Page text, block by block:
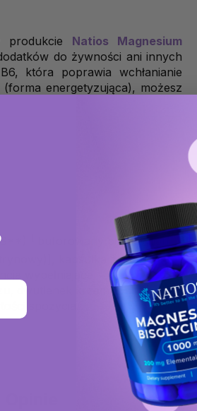
produkcie Natios Magnesium
do żywności ani innych
która poprawia wchłanianie
energetyzująca), możesz
buforowany bisglicynian
kapsułka żelatynowa
wypełniająca
dwutlenek krzemu).
spożycia.